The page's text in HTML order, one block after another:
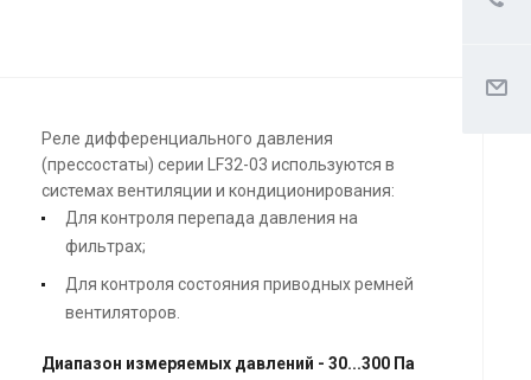
Реле дифференциального давления
(прессостаты) серии LF32-03 используются в
системах вентиляции и кондиционирования:
Для контроля перепада давления на
фильтрах;
Для контроля состояния приводных ремней
вентиляторов.
Диапазон измеряемых давлений - 30...300 Па